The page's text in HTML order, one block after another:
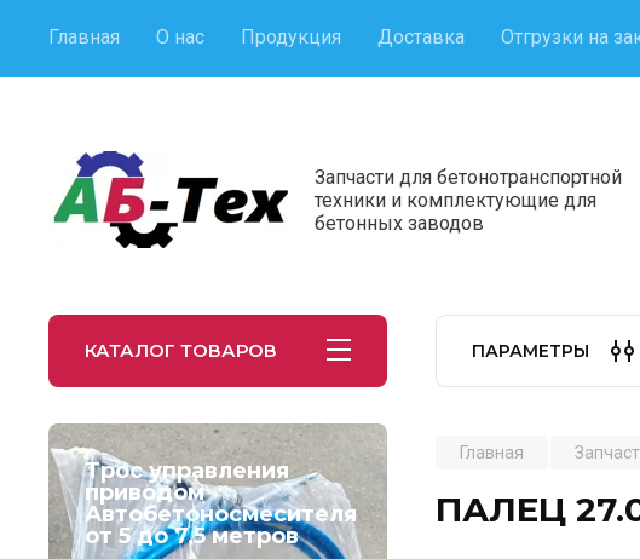
Главная О нас Продукция Доставка Отгрузки на
Запчасти для бетонотранспортной
техники и комплектующие для
бетонных заводов
КАТАЛОГ ТОВАРОВ ПАРАМЕТРЫ
Трос управления
приводом
Автобетоносмесителя
от 5 до 7,5 метров
Главная
ПАЛЕЦ